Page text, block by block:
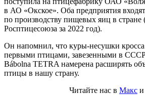
в АО «Окское». Оба предприятия
по производству пищевых яиц в стране
Росптицесоюза за 2022 год).
Он напомнил, что куры-несушки
первыми птицами, завезенными в СССР
Bábolna TETRA намерена расширять
птицы в нашу страну.
Читайте нас в Макс и